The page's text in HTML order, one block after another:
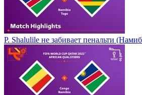
P. Shalulile не забивает пенальти